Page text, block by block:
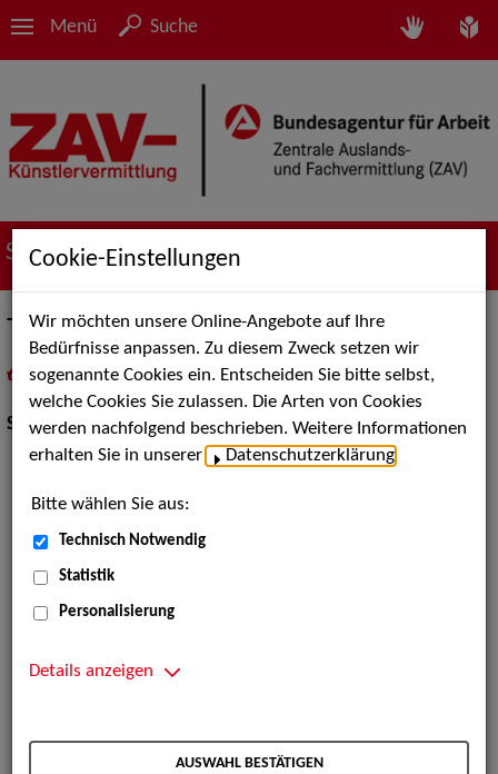
Menü Suche
Suche nach Künstler*innen
Theo Plakoudakis
als PDF speichern
inMeine Merklistelegen
Schauspiel:Bühne
Cookie-Einstellungen
Wir möchten unsere Online-Angebote auf Ihre
Bedürfnisse anpassen. Zu diesem Zweck setzen wir
sogenannte Cookies ein. Entscheiden Sie bitte selbst,
welche Cookies Sie zulassen. Die Arten von Cookies
werden nachfolgend beschrieben. Weitere Informationen
erhalten Sie in unserer
Datenschutzerklärung
Bitte wählen Sie aus:
Technisch Notwendig
Statistik
Personalisierung
Details anzeigen
AUSWAHL BESTÄTIGEN